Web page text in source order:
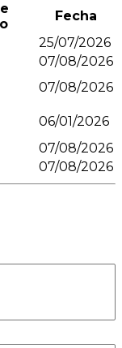
Fecha
25/07/2026
07/08/2026
07/08/2026
06/01/2026
07/08/2026
07/08/2026